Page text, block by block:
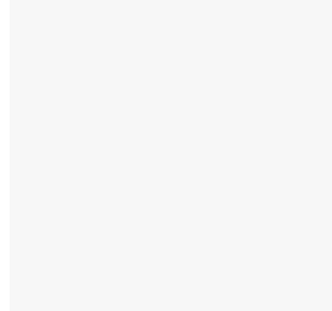
reserva, fica determinado que
públicos, incluindo o de imóveis, portanto,
de membro do Congresso Nacional ou do
que a competência para legislar é exclusiva à
O CNJ fundamenta a edição de suas
de normatização do Poder Judiciário em
seus órgãos, regramento contido no art. 103-
mesma EC 45 de 30/12/04, constituiu-
Nacional de Justiça a expedição de
destinados ao aperfeiçoamento das
registro, com diretriz específica no art. 8º, X,